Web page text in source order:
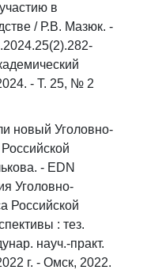
в
/ Р.В. Мазюк. -
- Т. 25, № 2
новый Уголовно-
- EDN
Уголовно-
Российской
: тез.
науч.-практ.
г. - Омск, 2022.